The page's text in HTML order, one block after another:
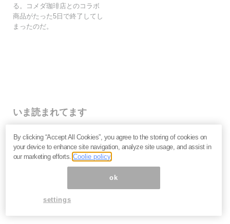
る。コメダ珈琲店とのコラボ
商品がたった5日で終了してし
まったのだ。
いま読まれてます
働く必要がない人・働いても報われない人の二極化へ
――鈴木傾城が語るAI時代のサバイバル論
努力と根性が裏目に出る時代に。スピリチュアルリーダ
ーMISAが語る「お金の流れに乗る人・外れる人」の違
時上場」が暴くAI企業の採算性とサム・アルトマンへ
By clicking “Accept All Cookies”, you agree to the storing of cookies on
your device to enhance site navigation, analyze site usage, and assist in
our marketing efforts.Coolie policy
ok
settings